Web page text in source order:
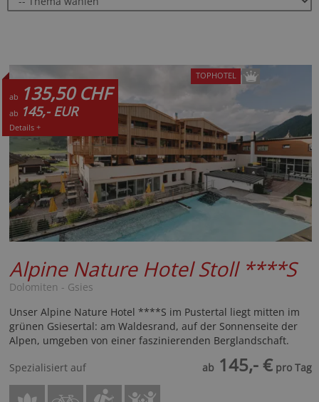
ab 135,50 CHF
ab 145,- EUR
Details +
TOPHOTEL
Alpine Nature Hotel Stoll ****S
Dolomiten - Gsies
Unser Alpine Nature Hotel ****S im Pustertal liegt mitten im
grünen Gsiesertal: am Waldesrand, auf der Sonnenseite der
Alpen, umgeben von einer faszinierenden Berglandschaft.
Spezialisiert auf
ab 145,- € pro Tag